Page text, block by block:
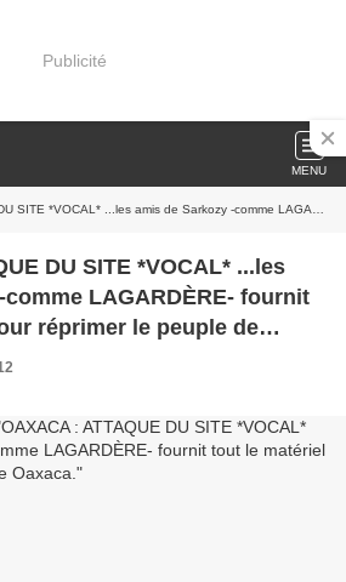
Publicité
MENU
amis de Sarkozy -comme LAGARDÈRE- fournit tout le matériel pour réprimer le peuple de Oaxaca.
DU SITE *VOCAL* ...les
LAGARDÈRE- fournit
réprimer le peuple de